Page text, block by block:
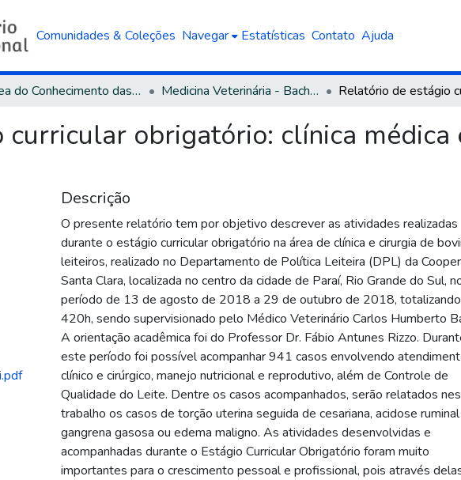
Comunidades & Coleções Navegar Estatísticas Contato Ajuda
Área do Conhecimento das Ciências Agrárias Medicina Veterinária - Bacharelado
curricular obrigatório: clínica médica
Descrição
O presente relatório tem por objetivo descrever as atividades realizadas
durante o estágio curricular obrigatório na área de clínica e cirurgia de
leiteiros, realizado no Departamento de Política Leiteira (DPL) da
Santa Clara, localizada no centro da cidade de Paraí, Rio Grande do Sul,
período de 13 de agosto de 2018 a 29 de outubro de 2018, totalizando
420h, sendo supervisionado pelo Médico Veterinário Carlos Humberto
A orientação acadêmica foi do Professor Dr. Fábio Antunes Rizzo.
este período foi possível acompanhar 941 casos envolvendo
clínico e cirúrgico, manejo nutricional e reprodutivo, além de Controle de
Qualidade do Leite. Dentre os casos acompanhados, serão relatados
trabalho os casos de torção uterina seguida de cesariana, acidose
gangrena gasosa ou edema maligno. As atividades desenvolvidas e
acompanhadas durante o Estágio Curricular Obrigatório foram muito
importantes para o crescimento pessoal e profissional, pois através